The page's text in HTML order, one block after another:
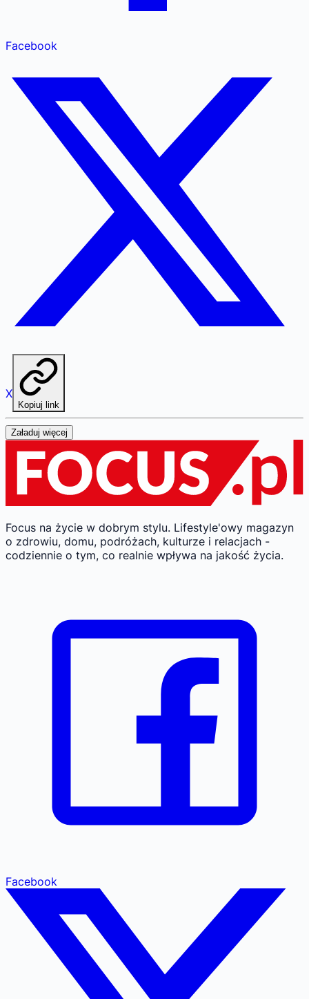
Facebook
X
Kopiuj link
Załaduj więcej
Focus na życie w dobrym stylu. Lifestyle'owy magazyn
o zdrowiu, domu, podróżach, kulturze i relacjach -
codziennie o tym, co realnie wpływa na jakość życia.
Facebook